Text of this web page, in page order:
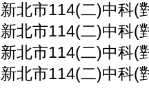
新北市114(二)中科(
新北市114(二)中科(
新北市114(二)中科(
新北市114(二)中科(